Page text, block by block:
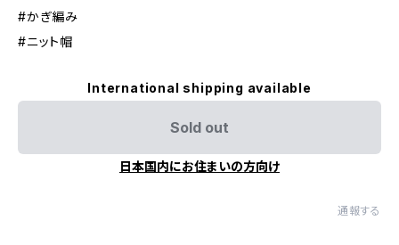
#かぎ編み
#ニット帽
International shipping available
Sold out
日本国内にお住まいの方向け
通報する